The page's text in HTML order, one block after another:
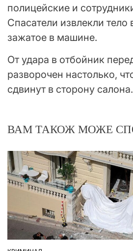
полицейские и
Спасатели извлекли тело
зажатое в машине.
От удара в отбойник
разворочен настолько,
сдвинут в сторону салона.
ВАМ ТАКОЖ МОЖЕ